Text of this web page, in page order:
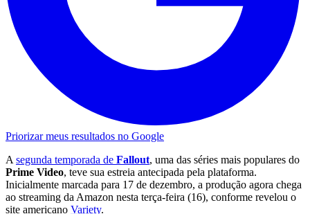
Priorizar meus resultados no Google
A segunda temporada de Fallout, uma das séries mais populares do
Prime Video, teve sua estreia antecipada pela plataforma.
Inicialmente marcada para 17 de dezembro, a produção agora chega
ao streaming da Amazon nesta terça-feira (16), conforme revelou o
site americano Variety.